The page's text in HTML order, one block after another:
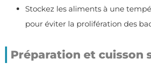
Stockez les aliments à une
pour éviter la prolifération des
Préparation et cuisson